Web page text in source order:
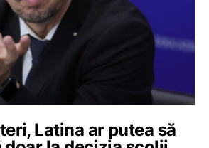
Latina ar putea să